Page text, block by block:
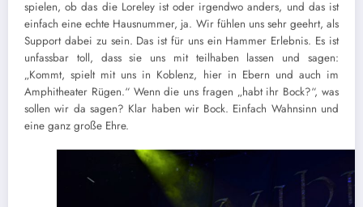
spielen, ob das die Loreley ist oder irgendwo anders, und das ist
einfach eine echte Hausnummer, ja. Wir fühlen uns sehr geehrt, als
Support dabei zu sein. Das ist für uns ein Hammer Erlebnis. Es ist
unfassbar toll, dass sie uns mit teilhaben lassen und sagen:
„Kommt, spielt mit uns in Koblenz, hier in Ebern und auch im
Amphitheater Rügen.“ Wenn die uns fragen „habt ihr Bock?“, was
sollen wir da sagen? Klar haben wir Bock. Einfach Wahnsinn und
eine ganz große Ehre.